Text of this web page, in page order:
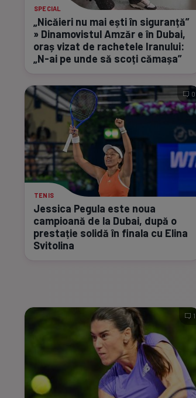
SPECIAL
„Nicăieri nu mai ești în siguranță”
» Dinamovistul Amzăr e în Dubai,
oraș vizat de rachetele Iranului:
„N-ai pe unde să scoți cămașa”
TENIS
Jessica Pegula este noua
campioană de la Dubai, după o
prestație solidă în finala cu Elina
Svitolina
0
1